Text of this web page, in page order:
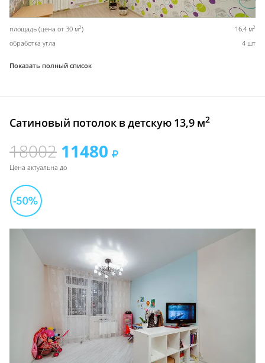
площадь (цена от 30 м2) 16,4 м2
обработка угла 4 шт
Показать полный список
Сатиновый потолок в детскую 13,9 м2
18002 11480
Цена актуальна до